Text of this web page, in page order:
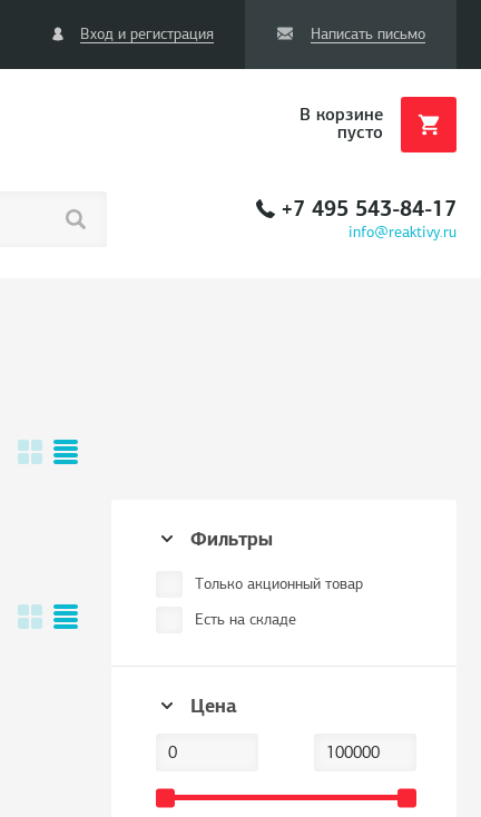
Написать письмо
Вход и регистрация
В корзине
пусто
+7 495 543-84-17
info@reaktivy.ru
Фильтры
Только акционный товар
Есть на складе
Цена